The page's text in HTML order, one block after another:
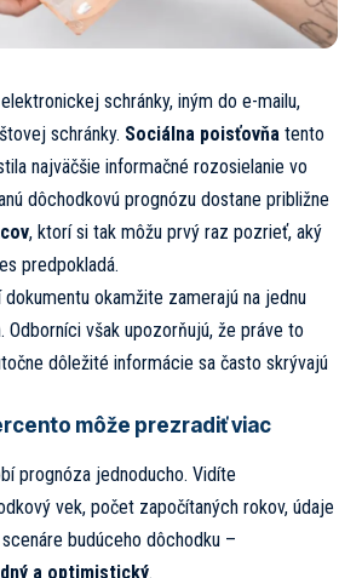
schránky, iným do e-mailu,
schránky. Sociálna poisťovňa tento
najväčšie informačné rozosielanie vo
dôchodkovú prognózu dostane približne
, ktorí si tak môžu prvý raz pozrieť, aký
predpokladá.
okamžite zamerajú na jednu
Odborníci však upozorňujú, že práve to
dôležité informácie sa často skrývajú
môže prezradiť viac
prognóza jednoducho. Vidíte
vek, počet započítaných rokov, údaje
budúceho dôchodku –
a optimistický.